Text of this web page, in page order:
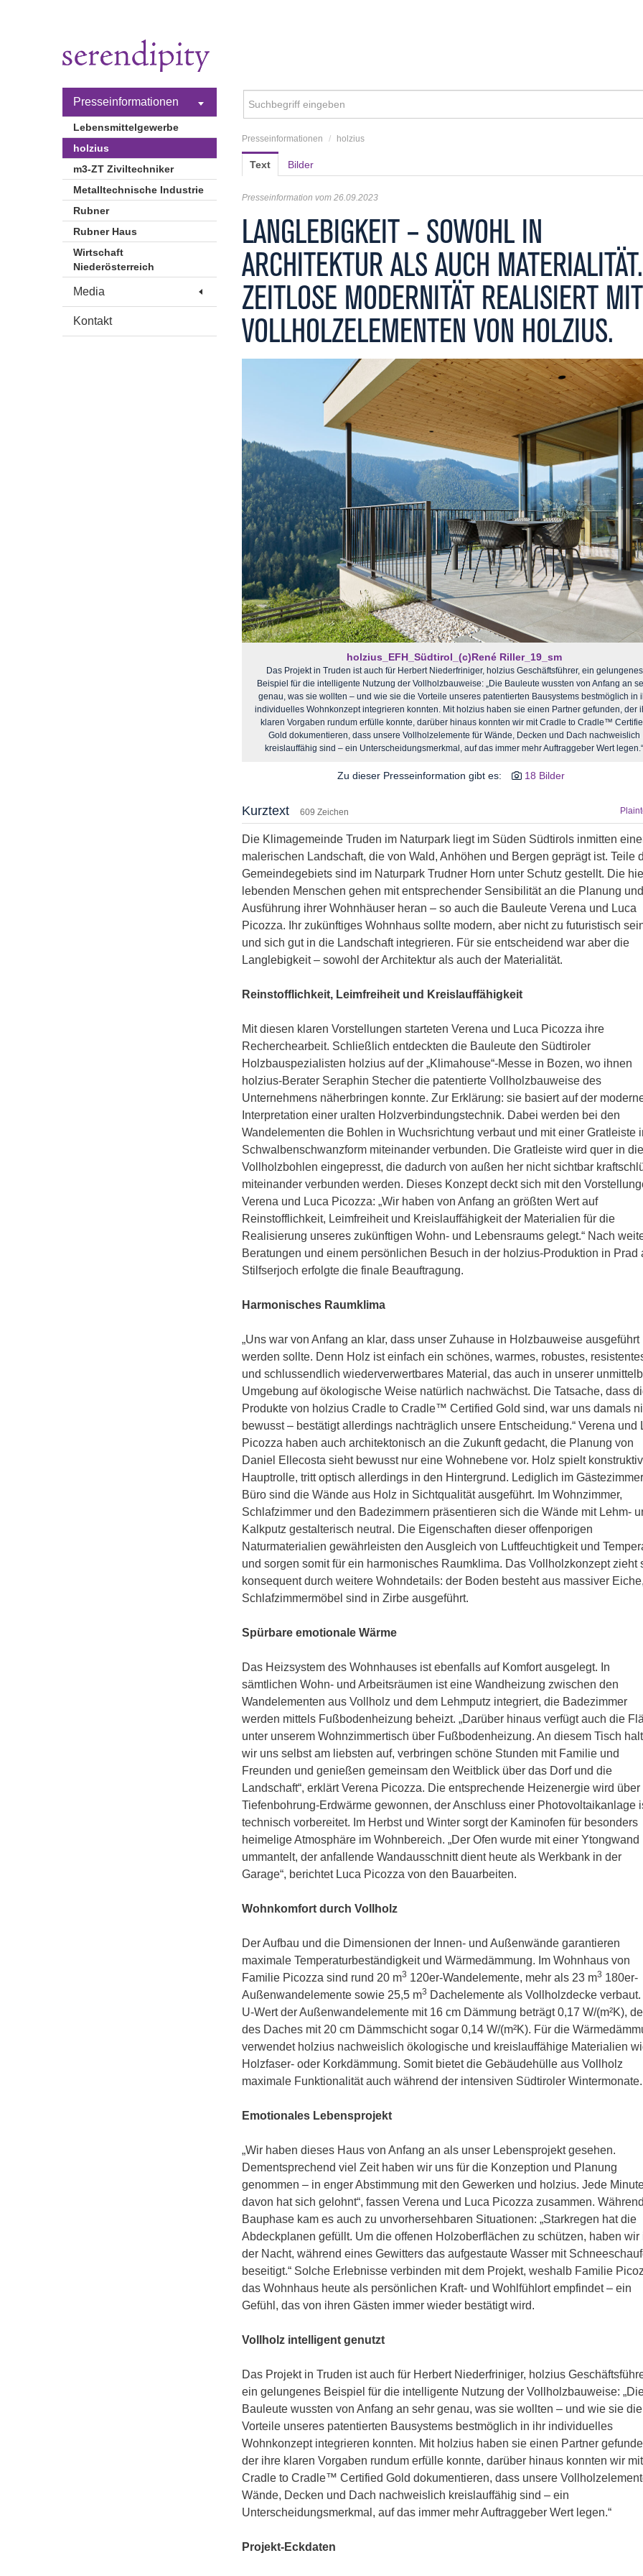
Presseinformationen
Lebensmittelgewerbe
holzius
m3-ZT Ziviltechniker
Metalltechnische Industrie
Rubner
Rubner Haus
Wirtschaft
Niederösterreich
Media
Kontakt
Presseinformationen / holzius
Text Bilder
Presseinformation vom 26.09.2023
LANGLEBIGKEIT – SOWOHL IN
ARCHITEKTUR ALS AUCH MATERIALITÄT.
ZEITLOSE MODERNITÄT REALISIERT MIT
VOLLHOLZELEMENTEN VON HOLZIUS.
holzius_EFH_Südtirol_(c)René Riller_19_sm
Das Projekt in Truden ist auch für Herbert Niederfriniger, holzius Geschäftsführer, ein gelungenes
Beispiel für die intelligente Nutzung der Vollholzbauweise: „Die Bauleute wussten von Anfang an
genau, was sie wollten – und wie sie die Vorteile unseres patentierten Bausystems bestmöglich in
individuelles Wohnkonzept integrieren konnten. Mit holzius haben sie einen Partner gefunden, der
klaren Vorgaben rundum erfülle konnte, darüber hinaus konnten wir mit Cradle to Cradle™
Gold dokumentieren, dass unsere Vollholzelemente für Wände, Decken und Dach nachweislich
kreislauffähig sind – ein Unterscheidungsmerkmal, auf das immer mehr Auftraggeber Wert legen.“
Zu dieser Presseinformation gibt es: 18 Bilder
Kurztext 609 Zeichen
Die Klimagemeinde Truden im Naturpark liegt im Süden Südtirols inmitten
malerischen Landschaft, die von Wald, Anhöhen und Bergen geprägt ist. Teile
Gemeindegebiets sind im Naturpark Trudner Horn unter Schutz gestellt. Die
lebenden Menschen gehen mit entsprechender Sensibilität an die Planung und
Ausführung ihrer Wohnhäuser heran – so auch die Bauleute Verena und Luca
Picozza. Ihr zukünftiges Wohnhaus sollte modern, aber nicht zu futuristisch
und sich gut in die Landschaft integrieren. Für sie entscheidend war aber die
Langlebigkeit – sowohl der Architektur als auch der Materialität.
Reinstofflichkeit, Leimfreiheit und Kreislauffähigkeit
Mit diesen klaren Vorstellungen starteten Verena und Luca Picozza ihre
Recherchearbeit. Schließlich entdeckten die Bauleute den Südtiroler
Holzbauspezialisten holzius auf der „Klimahouse“-Messe in Bozen, wo ihnen
holzius-Berater Seraphin Stecher die patentierte Vollholzbauweise des
Unternehmens näherbringen konnte. Zur Erklärung: sie basiert auf der
Interpretation einer uralten Holzverbindungstechnik. Dabei werden bei den
Wandelementen die Bohlen in Wuchsrichtung verbaut und mit einer Gratleiste
Schwalbenschwanzform miteinander verbunden. Die Gratleiste wird quer in die
Vollholzbohlen eingepresst, die dadurch von außen her nicht sichtbar
miteinander verbunden werden. Dieses Konzept deckt sich mit den
Verena und Luca Picozza: „Wir haben von Anfang an größten Wert auf
Reinstofflichkeit, Leimfreiheit und Kreislauffähigkeit der Materialien für die
Realisierung unseres zukünftigen Wohn- und Lebensraums gelegt.“ Nach
Beratungen und einem persönlichen Besuch in der holzius-Produktion in Prad
Stilfserjoch erfolgte die finale Beauftragung.
Harmonisches Raumklima
„Uns war von Anfang an klar, dass unser Zuhause in Holzbauweise ausgeführt
werden sollte. Denn Holz ist einfach ein schönes, warmes, robustes,
und schlussendlich wiederverwertbares Material, das auch in unserer
Umgebung auf ökologische Weise natürlich nachwächst. Die Tatsache, dass
Produkte von holzius Cradle to Cradle™ Certified Gold sind, war uns damals
bewusst – bestätigt allerdings nachträglich unsere Entscheidung.“ Verena und
Picozza haben auch architektonisch an die Zukunft gedacht, die Planung von
Daniel Ellecosta sieht bewusst nur eine Wohnebene vor. Holz spielt
Hauptrolle, tritt optisch allerdings in den Hintergrund. Lediglich im
Büro sind die Wände aus Holz in Sichtqualität ausgeführt. Im Wohnzimmer,
Schlafzimmer und den Badezimmern präsentieren sich die Wände mit Lehm-
Kalkputz gestalterisch neutral. Die Eigenschaften dieser offenporigen
Naturmaterialien gewährleisten den Ausgleich von Luftfeuchtigkeit und
und sorgen somit für ein harmonisches Raumklima. Das Vollholzkonzept zieht
konsequent durch weitere Wohndetails: der Boden besteht aus massiver
Schlafzimmermöbel sind in Zirbe ausgeführt.
Spürbare emotionale Wärme
Das Heizsystem des Wohnhauses ist ebenfalls auf Komfort ausgelegt. In
sämtlichen Wohn- und Arbeitsräumen ist eine Wandheizung zwischen den
Wandelementen aus Vollholz und dem Lehmputz integriert, die Badezimmer
werden mittels Fußbodenheizung beheizt. „Darüber hinaus verfügt auch die
unter unserem Wohnzimmertisch über Fußbodenheizung. An diesem Tisch
wir uns selbst am liebsten auf, verbringen schöne Stunden mit Familie und
Freunden und genießen gemeinsam den Weitblick über das Dorf und die
Landschaft“, erklärt Verena Picozza. Die entsprechende Heizenergie wird über
Tiefenbohrung-Erdwärme gewonnen, der Anschluss einer Photovoltaikanlage
technisch vorbereitet. Im Herbst und Winter sorgt der Kaminofen für besonders
heimelige Atmosphäre im Wohnbereich. „Der Ofen wurde mit einer Ytongwand
ummantelt, der anfallende Wandausschnitt dient heute als Werkbank in der
Garage“, berichtet Luca Picozza von den Bauarbeiten.
Wohnkomfort durch Vollholz
Der Aufbau und die Dimensionen der Innen- und Außenwände garantieren
maximale Temperaturbeständigkeit und Wärmedämmung. Im Wohnhaus von
Familie Picozza sind rund 20 m3 120er-Wandelemente, mehr als 23 m3 180er-
Außenwandelemente sowie 25,5 m3 Dachelemente als Vollholzdecke
U-Wert der Außenwandelemente mit 16 cm Dämmung beträgt 0,17 W/(m²K),
des Daches mit 20 cm Dämmschicht sogar 0,14 W/(m²K). Für die
verwendet holzius nachweislich ökologische und kreislauffähige Materialien
Holzfaser- oder Korkdämmung. Somit bietet die Gebäudehülle aus Vollholz
maximale Funktionalität auch während der intensiven Südtiroler Wintermonate.
Emotionales Lebensprojekt
„Wir haben dieses Haus von Anfang an als unser Lebensprojekt gesehen.
Dementsprechend viel Zeit haben wir uns für die Konzeption und Planung
genommen – in enger Abstimmung mit den Gewerken und holzius. Jede
davon hat sich gelohnt“, fassen Verena und Luca Picozza zusammen.
Bauphase kam es auch zu unvorhersehbaren Situationen: „Starkregen hat die
Abdeckplanen gefüllt. Um die offenen Holzoberflächen zu schützen, haben wir
der Nacht, während eines Gewitters das aufgestaute Wasser mit
beseitigt.“ Solche Erlebnisse verbinden mit dem Projekt, weshalb Familie
das Wohnhaus heute als persönlichen Kraft- und Wohlfühlort empfindet – ein
Gefühl, das von ihren Gästen immer wieder bestätigt wird.
Vollholz intelligent genutzt
Das Projekt in Truden ist auch für Herbert Niederfriniger, holzius
ein gelungenes Beispiel für die intelligente Nutzung der Vollholzbauweise:
Bauleute wussten von Anfang an sehr genau, was sie wollten – und wie sie die
Vorteile unseres patentierten Bausystems bestmöglich in ihr individuelles
Wohnkonzept integrieren konnten. Mit holzius haben sie einen Partner
der ihre klaren Vorgaben rundum erfülle konnte, darüber hinaus konnten wir mit
Cradle to Cradle™ Certified Gold dokumentieren, dass unsere
Wände, Decken und Dach nachweislich kreislauffähig sind – ein
Unterscheidungsmerkmal, auf das immer mehr Auftraggeber Wert legen.“
Projekt-Eckdaten